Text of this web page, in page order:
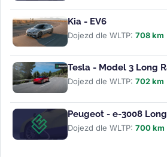
Kia - EV6
Dojezd dle WLTP: 708 km
Tesla - Model 3 Long
Dojezd dle WLTP: 702 km
Peugeot - e-3008
Dojezd dle WLTP: 700 km